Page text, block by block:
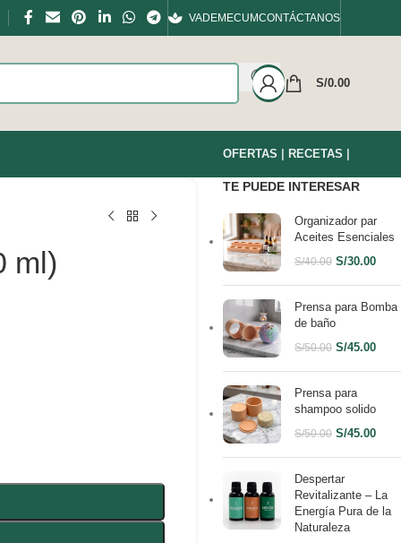
VADEMECUMCONTÁCTANOS
S/0.00
OFERTAS RECETAS
ml)
TE PUEDE INTERESAR
Organizador par
Aceites Esenciales
S/40.00 S/30.00
Prensa para Bomba
de baño
S/50.00 S/45.00
Prensa para
shampoo solido
S/50.00 S/45.00
Despertar
Revitalizante – La
Energía Pura de la
Naturaleza